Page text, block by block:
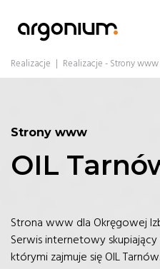
Realizacje | Realizacje - Strony www
Strony www
OIL
Strona www dla Okręgowej
Serwis internetowy
którymi zajmuje się OIL Tarnów.